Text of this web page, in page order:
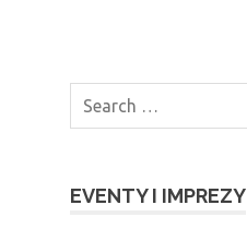
EVENTY I IMPREZY